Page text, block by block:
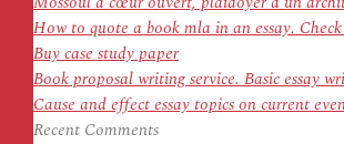
How to quote a book mla in an essay.
Buy case study paper
Book proposal writing service. Basic essay
Cause and effect essay topics on current
Recent Comments